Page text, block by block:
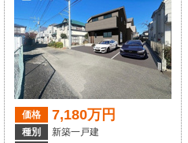
価格 7,180万円
種別
新築一戸建